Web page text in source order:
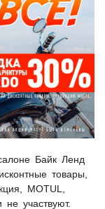
Байк Ленд
товары,
MOTUL,
участвуют.